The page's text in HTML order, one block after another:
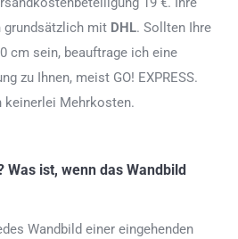
grundsätzlich mit DHL. Sollten Ihre
cm sein, beauftrage ich eine
zu Ihnen, meist GO! EXPRESS.
keinerlei Mehrkosten.
Was ist, wenn das Wandbild
Wandbild einer eingehenden